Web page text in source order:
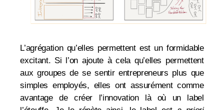
L’agrégation qu’elles permettent est un formidable
excitant. Si l’on ajoute à cela qu’elles permettent
aux groupes de se sentir entrepreneurs plus que
simples employés, elles ont assurément comme
avantage de créer l’innovation là où un label